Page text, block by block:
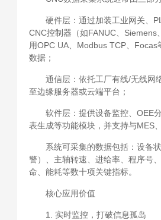
硬件层：通过加装工业网关、
CNC控制器（如FANUC、Siemens
用OPC UA、Modbus TCP、Focas
数据；
通信层：依托工厂有线/无线网
至边缘服务器或云端平台；
软件层：提供设备监控、OEE
表生成等功能模块，并支持与MES
系统可采集的数据包括：设备
警）、主轴转速、进给率、程序号
命、能耗等数十项关键指标。
核心应用价值
1. 实时监控，打破信息孤岛